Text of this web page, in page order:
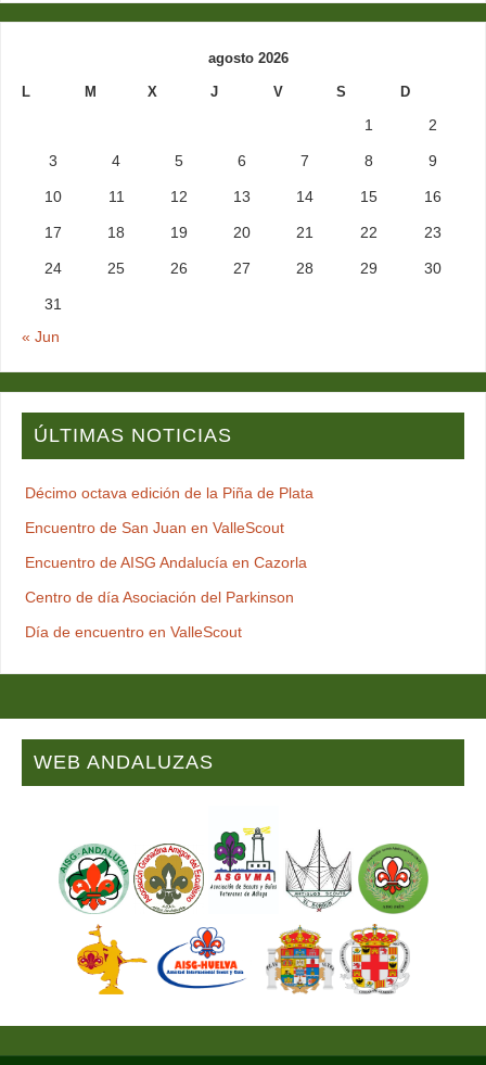
agosto 2026
L M X J V S D
1 2
3 4 5 6 7 8 9
10 11 12 13 14 15 16
17 18 19 20 21 22 23
24 25 26 27 28 29 30
31
« Jun
ÚLTIMAS NOTICIAS
Décimo octava edición de la Piña de Plata
Encuentro de San Juan en ValleScout
Encuentro de AISG Andalucía en Cazorla
Centro de día Asociación del Parkinson
Día de encuentro en ValleScout
WEB ANDALUZAS